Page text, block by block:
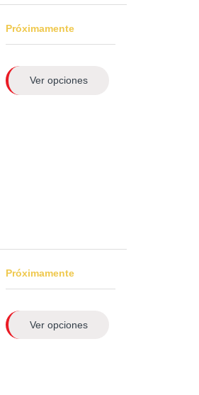
Próximamente
Ver opciones
Próximamente
Ver opciones